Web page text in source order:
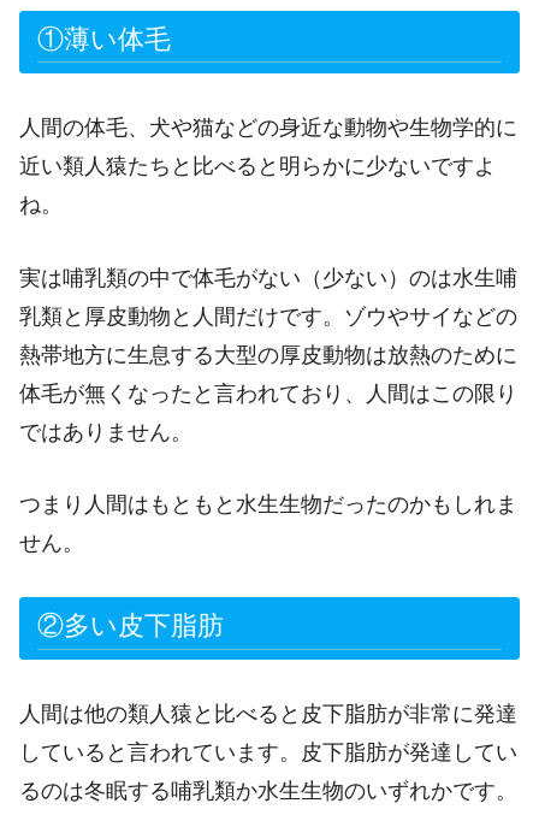
①薄い体毛
人間の体毛、犬や猫などの身近な動物や生物学的に
近い類人猿たちと比べると明らかに少ないですよ
ね。
実は哺乳類の中で体毛がない（少ない）のは水生哺
乳類と厚皮動物と人間だけです。ゾウやサイなどの
熱帯地方に生息する大型の厚皮動物は放熱のために
体毛が無くなったと言われており、人間はこの限り
ではありません。
つまり人間はもともと水生生物だったのかもしれま
せん。
②多い皮下脂肪
人間は他の類人猿と比べると皮下脂肪が非常に発達
していると言われています。皮下脂肪が発達してい
るのは冬眠する哺乳類か水生生物のいずれかです。